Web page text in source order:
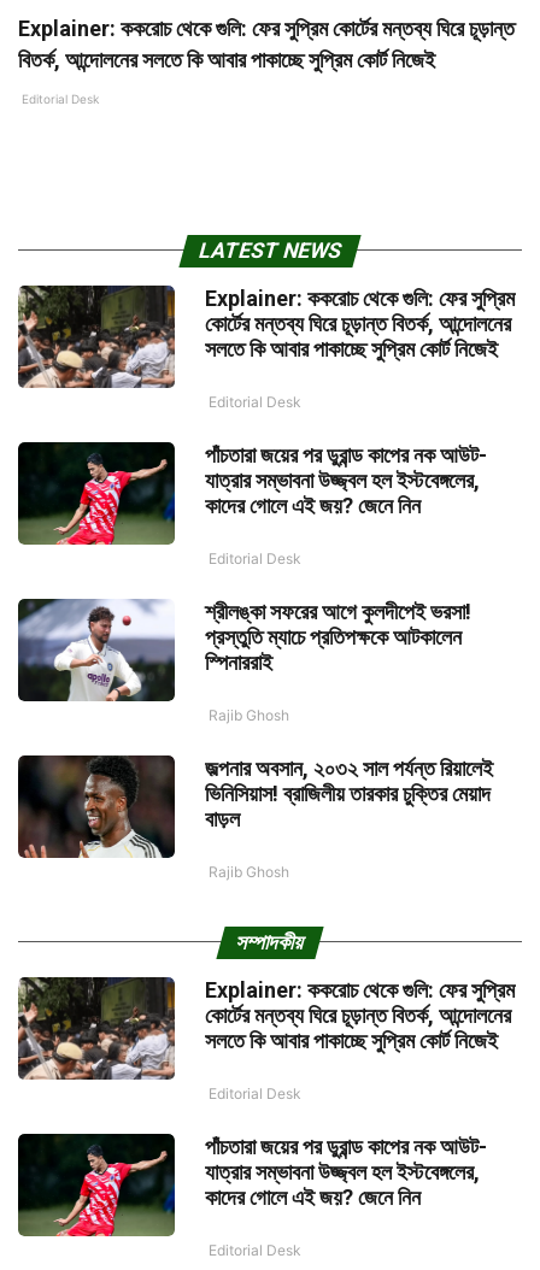
Explainer: ককরোচ থেকে গুলি: ফের সুপ্রিম কোর্টের মন্তব্য ঘিরে চূড়ান্ত
বিতর্ক, আন্দোলনের সলতে কি আবার পাকাচ্ছে সুপ্রিম কোর্ট নিজেই
Editorial Desk
LATEST NEWS
Explainer: ককরোচ থেকে গুলি: ফের সুপ্রিম
কোর্টের মন্তব্য ঘিরে চূড়ান্ত বিতর্ক, আন্দোলনের
সলতে কি আবার পাকাচ্ছে সুপ্রিম কোর্ট নিজেই
Editorial Desk
পাঁচতারা জয়ের পর ডুরান্ড কাপের নক আউট-
যাত্রার সম্ভাবনা উজ্জ্বল হল ইস্টবেঙ্গলের,
কাদের গোলে এই জয়? জেনে নিন
Editorial Desk
শ্রীলঙ্কা সফরের আগে কুলদীপেই ভরসা!
প্রস্তুতি ম্যাচে প্রতিপক্ষকে আটকালেন
স্পিনাররাই
Rajib Ghosh
জল্পনার অবসান, ২০৩২ সাল পর্যন্ত রিয়ালেই
ভিনিসিয়াস! ব্রাজিলীয় তারকার চুক্তির মেয়াদ
বাড়ল
Rajib Ghosh
সম্পাদকীয়
Explainer: ককরোচ থেকে গুলি: ফের সুপ্রিম
কোর্টের মন্তব্য ঘিরে চূড়ান্ত বিতর্ক, আন্দোলনের
সলতে কি আবার পাকাচ্ছে সুপ্রিম কোর্ট নিজেই
Editorial Desk
পাঁচতারা জয়ের পর ডুরান্ড কাপের নক আউট-
যাত্রার সম্ভাবনা উজ্জ্বল হল ইস্টবেঙ্গলের,
কাদের গোলে এই জয়? জেনে নিন
Editorial Desk